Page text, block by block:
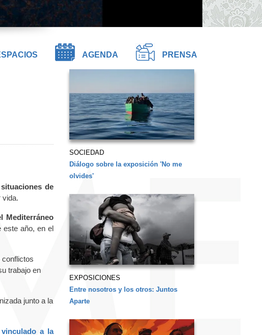
AGENDA PRENSA
de
vida.
Mediterráneo
este año, en el
conflictos
trabajo en
junto a la
a la
SOCIEDAD
Diálogo sobre la exposición 'No me
olvides'
EXPOSICIONES
Entre nosotros y los otros: Juntos
Aparte